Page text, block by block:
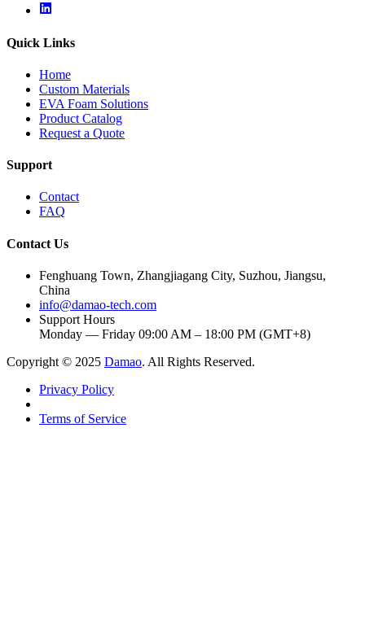
linkedin
Quick Links
Home
Custom Materials
EVA Foam Solutions
Product Catalog
Request a Quote
Support
Contact
FAQ
Contact Us
Fenghuang Town, Zhangjiagang City, Suzhou, Jiangsu,
China
info@damao-tech.com
Support Hours
Monday — Friday 09:00 AM – 18:00 PM (GMT+8)
Copyright © 2025 Damao. All Rights Reserved.
Privacy Policy
Terms of Service